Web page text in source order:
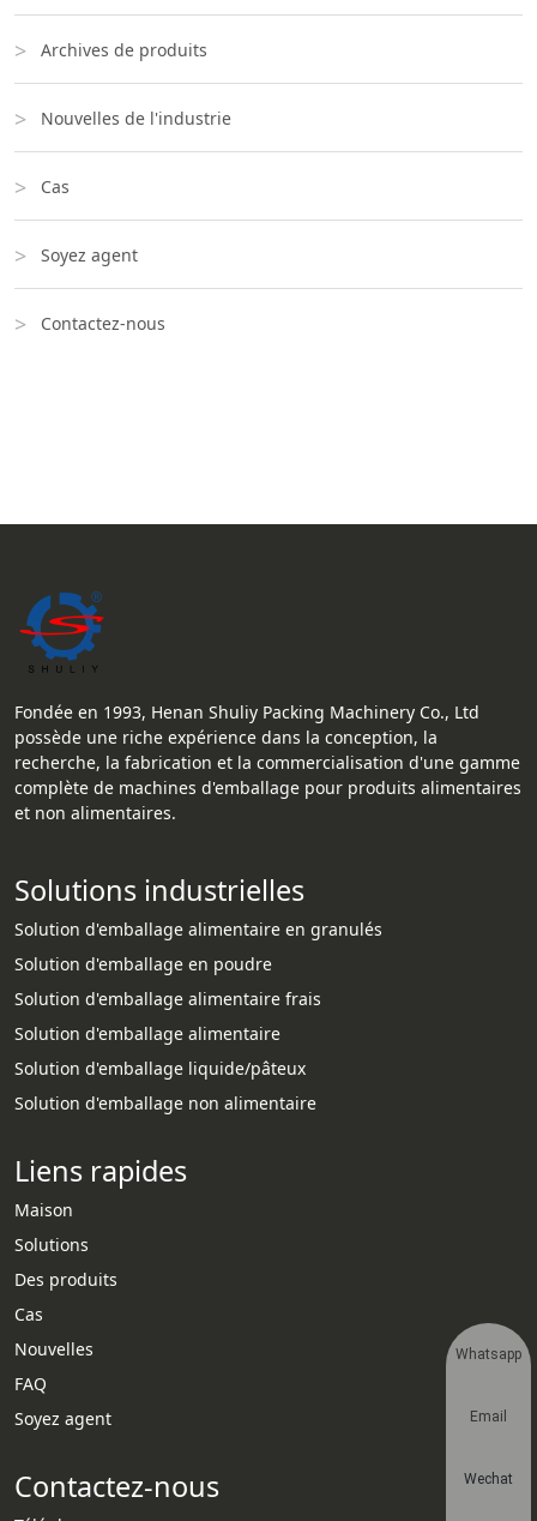
Archives de produits
Nouvelles de l'industrie
Cas
Soyez agent
Contactez-nous
Fondée en 1993, Henan Shuliy Packing Machinery Co., Ltd
possède une riche expérience dans la conception, la
recherche, la fabrication et la commercialisation d'une gamme
complète de machines d'emballage pour produits alimentaires
et non alimentaires.
Solutions industrielles
Solution d'emballage alimentaire en granulés
Solution d'emballage en poudre
Solution d'emballage alimentaire frais
Solution d'emballage alimentaire
Solution d'emballage liquide/pâteux
Solution d'emballage non alimentaire
Liens rapides
Maison
Solutions
Des produits
Cas
Nouvelles
FAQ
Soyez agent
Contactez-nous
Whatsapp
Email
Wechat